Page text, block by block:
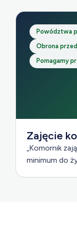
Powództwa
Obrona
Pomagamy
Zajęcie
„Komornik
minimum do